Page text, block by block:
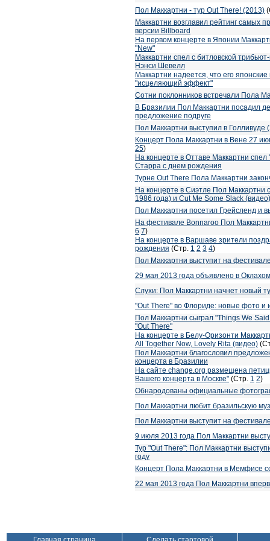
Пол Маккартни - тур Out There! (2013)
Маккартни возглавил рейтинг самых
версии Billboard
На первом концерте в Японии
"New"
Маккартни спел с битловской
Нэнси Шевелл
Маккартни надеется, что его
"исцеляющий эффект"
Сотни поклонников встречали Пола
В Бразилии Пол Маккартни посадил
предложение подруге
Пол Маккартни выступил в Голливуде
Концерт Пола Маккартни в Вене 27
25)
На концерте в Оттаве Маккартни
Старра с днем рождения
Турне Out There Пола Маккартни
На концерте в Сиэтле Пол Маккартни
1986 года) и Cut Me Some Slack (видео)
Пол Маккартни посетил Грейсленд и
На фестивале Bonnaroo Пол
6 7)
На концерте в Варшаве зрители
рождения (Стр. 1 2 3 4)
Пол Маккартни выступит на
29 мая 2013 года объявлено в
Слухи: Пол Маккартни начнет новый
"Оut There" во Флориде: новые фото и
Пол Маккартни сыграл "Things We
"Out There"
На концерте в Белу-Оризонти
All Together Now, Lovely Rita (видео)
Пол Маккартни благословил
концерта в Бразилии
На сайте change.org размещена
Вашего концерта в Москве" (Стр. 1 2)
Обнародованы официальные
Пол Маккартни любит бразильскую
Пол Маккартни выступит на
9 июля 2013 года Пол Маккартни
Тур "Out There": Пол Маккартни
году
Концерт Пола Маккартни в Мемфисе
22 мая 2013 года Пол Маккартни